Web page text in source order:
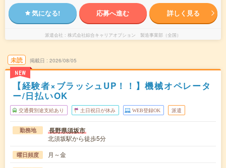
気になる! 応募へ進む 詳しく見る
派遣会社 株式会社綜合キャリアオプション 製造事業部（全国）
未読
NEW
掲載日 2026/08/05
【経験者×ブラッシュUP！！】機械オペレータ
ー/日払いOK
交通費別途支給あり 土日祝日が休み WEB登録OK 派遣
勤務地 長野県須坂市
北須坂駅から徒歩5分
曜日頻度 月～金